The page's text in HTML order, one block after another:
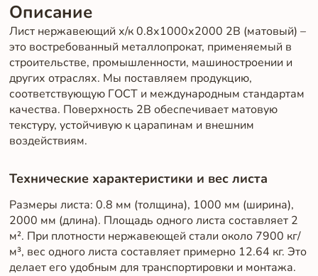
Описание
Лист нержавеющий х/к 0.8х1000х2000 2B (матовый) –
это востребованный металлопрокат, применяемый в
строительстве, промышленности, машиностроении и
других отраслях. Мы поставляем продукцию,
соответствующую ГОСТ и международным стандартам
качества. Поверхность 2B обеспечивает матовую
текстуру, устойчивую к царапинам и внешним
воздействиям.
Технические характеристики и вес листа
Размеры листа: 0.8 мм (толщина), 1000 мм (ширина),
2000 мм (длина). Площадь одного листа составляет 2
м². При плотности нержавеющей стали около 7900 кг/
м³, вес одного листа составляет примерно 12.64 кг. Это
делает его удобным для транспортировки и монтажа.